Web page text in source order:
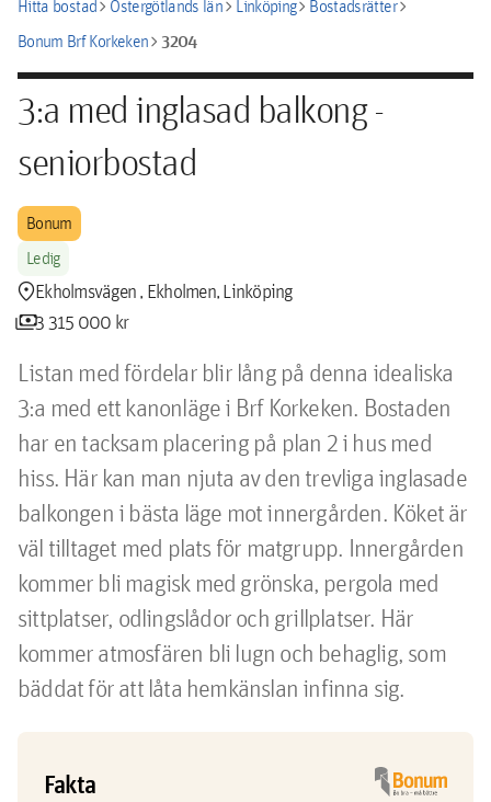
Hitta bostadchevron_rightÖstergötlands länchevron_rightLinköpingchevron_rightBostadsrätterchevron_right
Bonum Brf Korkekenchevron_right3204
3:a med inglasad balkong -
seniorbostad
Bonum
Ledig
location_pinEkholmsvägen , Ekholmen, Linköping
payments3 315 000 kr
Listan med fördelar blir lång på denna idealiska
3:a med ett kanonläge i Brf Korkeken. Bostaden
har en tacksam placering på plan 2 i hus med
hiss. Här kan man njuta av den trevliga inglasade
balkongen i bästa läge mot innergården. Köket är
väl tilltaget med plats för matgrupp. Innergården
kommer bli magisk med grönska, pergola med
sittplatser, odlingslådor och grillplatser. Här
kommer atmosfären bli lugn och behaglig, som
bäddat för att låta hemkänslan infinna sig.
Fakta